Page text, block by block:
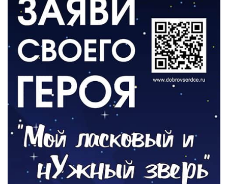
ВЛАСТЬ
День памяти и «Симфония народов»
06.08.2026
Новый настил на экотропе
05.08.2026